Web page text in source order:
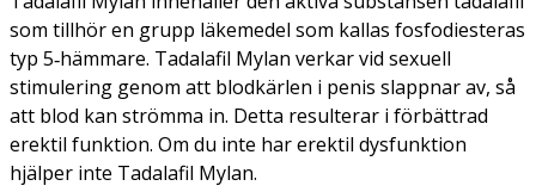
som tillhör en grupp läkemedel som kallas fosfodiesteras
typ 5‑hämmare. Tadalafil Mylan verkar vid sexuell
stimulering genom att blodkärlen i penis slappnar av, så
att blod kan strömma in. Detta resulterar i förbättrad
erektil funktion. Om du inte har erektil dysfunktion
hjälper inte Tadalafil Mylan.